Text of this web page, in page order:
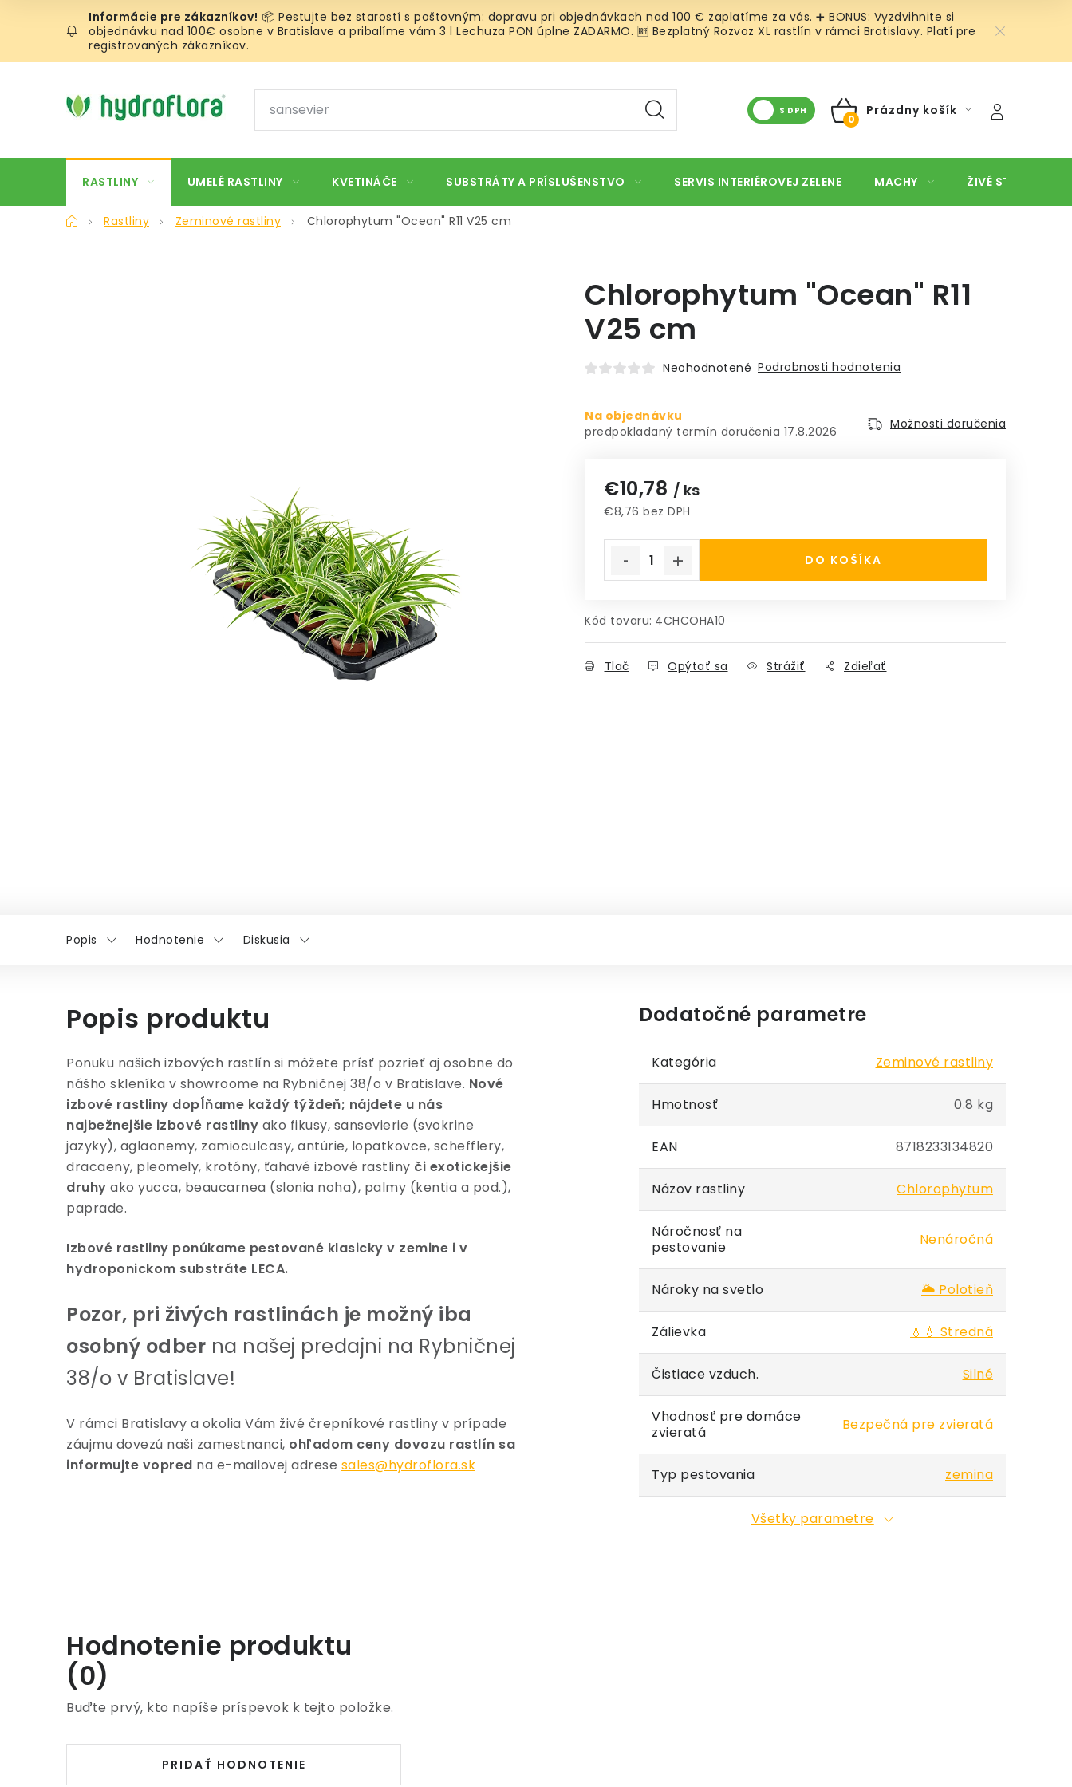
📦 Pestujte bez starostí s poštovným: dopravu pri objednávkach nad 100 € zaplatíme za vás. ➕ BONUS: Vyzdvihnite si
objednávku nad 100€ osobne v Bratislave a pribalíme vám 3 l Lechuza PON úplne ZADARMO. 🆓 Bezplatný Rozvoz XL rastlín v rámci Bratislavy. Platí pre
registrovaných zákazníkov.
S DPH
NÁKUPNÝ
Prázdny košík
RASTLINY UMELÉ RASTLINY KVETINÁČE SUBSTRÁTY A PRÍSLUŠENSTVO SERVIS INTERIÉROVEJ ZELENE MACHY ŽIVÉ STENY
DomovRastliny Zeminové rastliny Chlorophytum "Ocean" R11 V25 cm
Chlorophytum "Ocean" R11
V25 cm
Neohodnotené Podrobnosti hodnotenia
Na objednávku
17.8.2026
Možnosti doručenia
€10,78 / ks
€8,76 bez DPH
DO KOŠÍKA
Kód tovaru: 4CHCOHA10
Tlač Opýtať sa Strážiť Zdieľať
Popis Hodnotenie Diskusia
Popis produktu
Ponuku našich izbových rastlín si môžete prísť pozrieť aj osobne do
nášho skleníka v showroome na Rybničnej 38/o v Bratislave. Nové
izbové rastliny dopĺňame každý týždeň; nájdete u nás
najbežnejšie izbové rastliny ako fikusy, sansevierie (svokrine
jazyky), aglaonemy, zamioculcasy, antúrie, lopatkovce, schefflery,
dracaeny, pleomely, krotóny, ťahavé izbové rastliny či exotickejšie
druhy ako yucca, beaucarnea (slonia noha), palmy (kentia a pod.),
paprade.
Izbové rastliny ponúkame pestované klasicky v zemine i v
hydroponickom substráte LECA.
Pozor, pri živých rastlinách je možný iba
osobný odber na našej predajni na Rybničnej
38/o v Bratislave!
V rámci Bratislavy a okolia Vám živé črepníkové rastliny v prípade
záujmu dovezú naši zamestnanci, ohľadom ceny dovozu rastlín sa
informujte vopred na e-mailovej adrese sales@hydroflora.sk
Dodatočné parametre
Kategória Zeminové rastliny
Hmotnosť 0.8 kg
EAN 8718233134820
Názov rastliny Chlorophytum
Náročnosť na
pestovanie
Nenáročná
Nároky na svetlo 🌥️ Polotieň
Zálievka 💧💧 Stredná
Čistiace vzduch. Silné
Vhodnosť pre domáce
zvieratá
Bezpečná pre zvieratá
Typ pestovania zemina
Všetky parametre
Hodnotenie produktu
(0)
Buďte prvý, kto napíše príspevok k tejto položke.
PRIDAŤ HODNOTENIE